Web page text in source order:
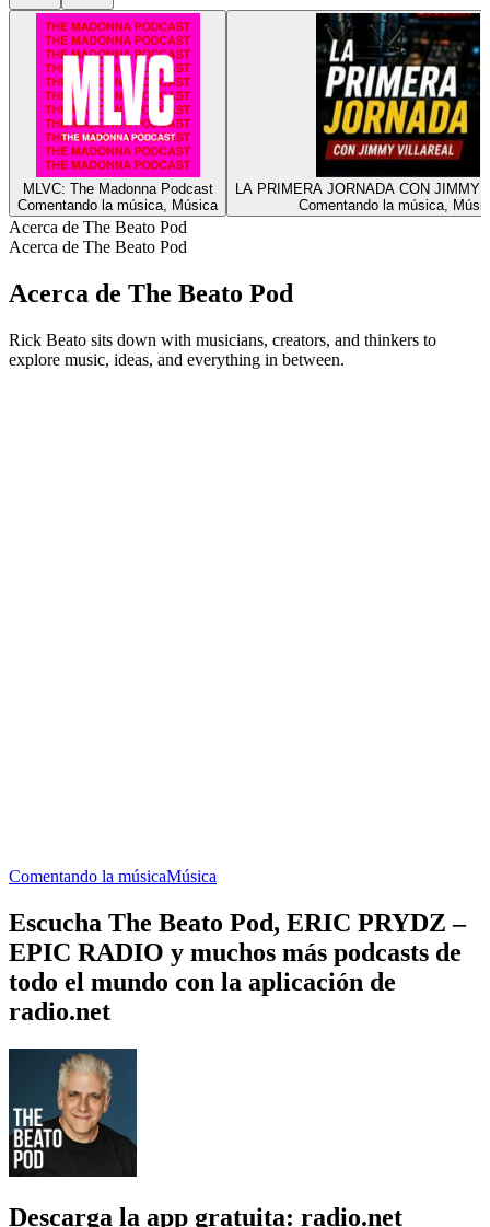
MLVC: The Madonna Podcast
Comentando la música, Música
LA PRIMERA JORNADA CON JIMMY
Comentando la música,
Acerca de The Beato Pod
Acerca de The Beato Pod
Acerca de The Beato Pod
Rick Beato sits down with musicians, creators, and thinkers to
explore music, ideas, and everything in between.
Comentando la músicaMúsica
Escucha The Beato Pod, ERIC PRYDZ –
EPIC RADIO y muchos más podcasts de
todo el mundo con la aplicación de
radio.net
Descarga la app gratuita: radio.net